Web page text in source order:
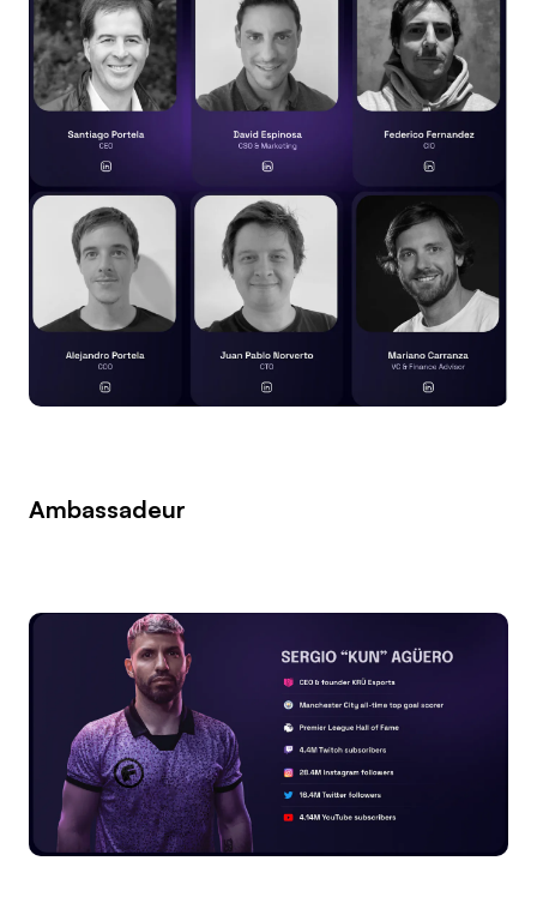
Ambassadeur